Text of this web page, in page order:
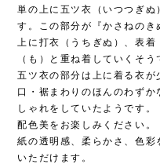
単の上に五ツ衣（いつつぎぬ
す。この部分が『かさねの
上に打衣（うちぎぬ）、表
（も）と重ね着していくそう
五ツ衣の部分は上に着る衣
口・裾まわりのほんのわず
しゃれをしていたようです
配色美をお楽しみください。
紙の透明感、柔らかさ、色
いただけます。